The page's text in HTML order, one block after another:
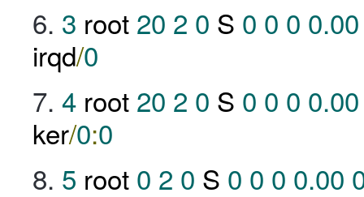
3 root 20 2 0 S 0 0 0 0.00
irqd/0
4 root 20 2 0 S 0 0 0 0.00
ker/0:0
5 root 0 2 0 S 0 0 0 0.00